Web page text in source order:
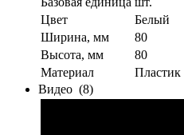
Цвет
Белый
Ширина, мм
80
Высота, мм
80
Материал
Пластик
Видео (8)